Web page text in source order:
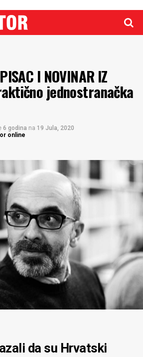
I NOVINAR IZ
jednostranačka
6 godina na 19 Jula, 2020
online
da su Hrvatski